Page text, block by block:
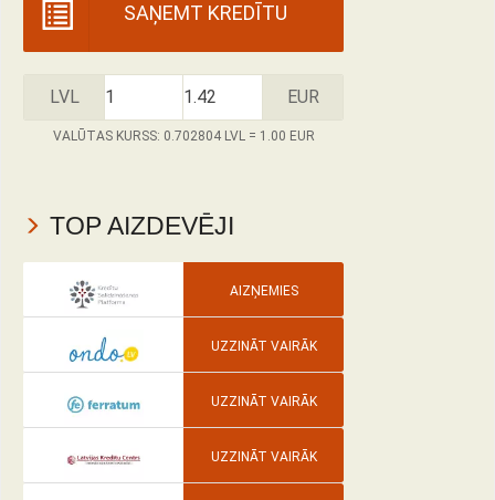
SAŅEMT KREDĪTU
LVL EUR
VALŪTAS KURSS: 0.702804 LVL = 1.00 EUR
TOP AIZDEVĒJI
AIZŅEMIES
UZZINĀT VAIRĀK
UZZINĀT VAIRĀK
UZZINĀT VAIRĀK